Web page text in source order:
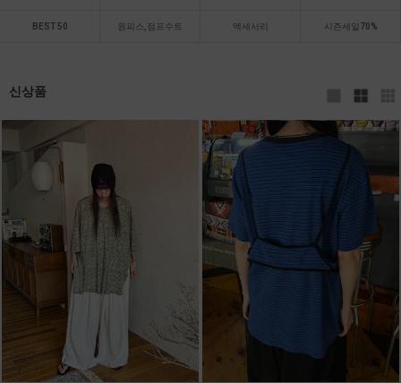
BEST 50 원피스,점프수트 액세서리 시즌세일70%
신상품